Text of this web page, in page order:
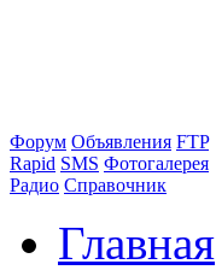
Форум Объявления FTP
Rapid SMS Фотогалерея
Радио Справочник
Главная